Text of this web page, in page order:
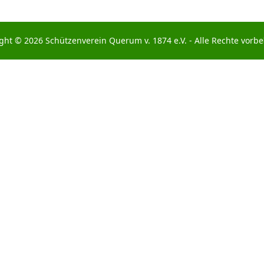
© 2026 Schützenverein Querum v. 1874 e.V. - Alle Rechte